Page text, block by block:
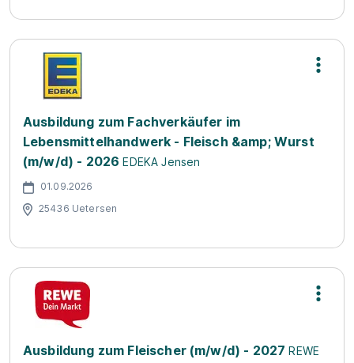
Ausbildung zum Fachverkäufer im
Lebensmittelhandwerk - Fleisch &amp; Wurst
(m/w/d) - 2026 EDEKA Jensen
01.09.2026
25436 Uetersen
Ausbildung zum Fleischer (m/w/d) - 2027 REWE